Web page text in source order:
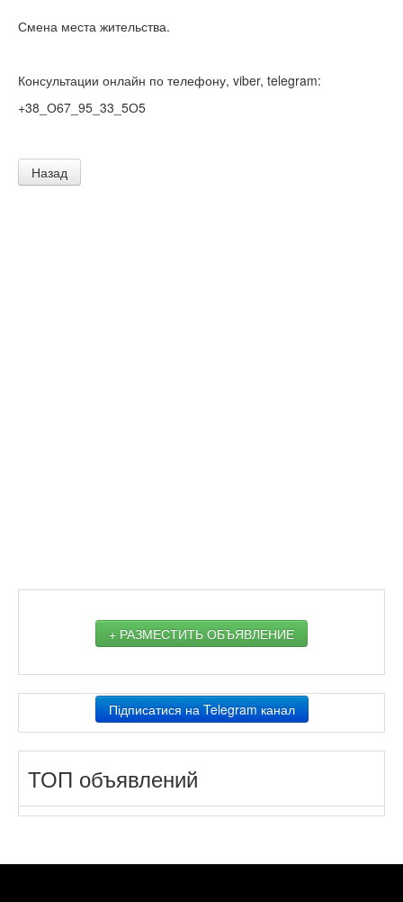
Смена места жительства.
Консультации онлайн по телефону, viber, telegram:
+38_О67_95_33_5О5
Назад
+ РАЗМЕСТИТЬ ОБЪЯВЛЕНИЕ
Підписатися на Telegram канал
ТОП объявлений